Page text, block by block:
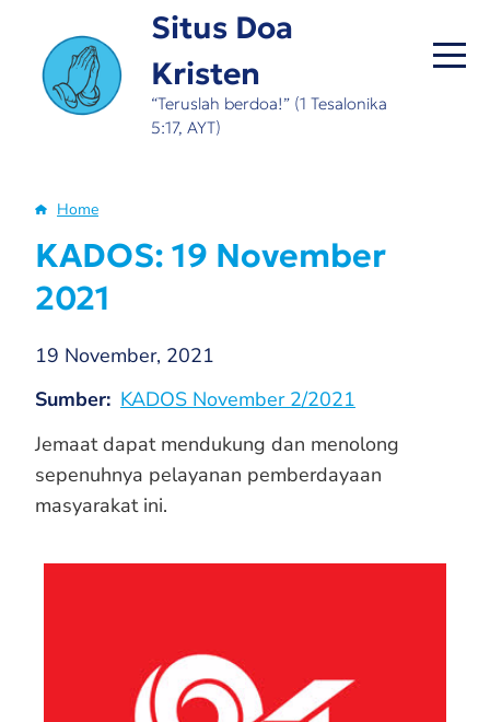
main
content
Situs Doa
Kristen
“Teruslah berdoa!” (1 Tesalonika
5:17, AYT)
Breadcrumb
Home
KADOS: 19 November
2021
19 November, 2021
Sumber KADOS November 2/2021
Jemaat dapat mendukung dan menolong
sepenuhnya pelayanan pemberdayaan
masyarakat ini.